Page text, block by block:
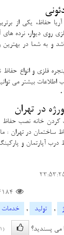
حفاظ، یکی از
روی دیوار، نرده
و به شما در
فلزی و انواع
بیشتر می
در تهران
خانه نصب حفاظ
ساختمان در تهران :
, تولید , خدمات
پسندید؟
(1)